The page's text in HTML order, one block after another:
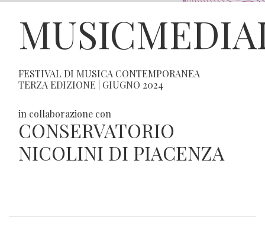
FESTIVAL DI MUSICA CONTEMPORANEA
TERZA EDIZIONE | GIUGNO 2024
in collaborazione con
CONSERVATORIO
NICOLINI DI PIACENZA